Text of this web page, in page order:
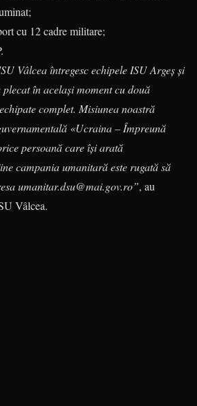
cu 12 cadre militare;
Vâlcea întregesc echipele ISU Argeș și
în același moment cu două
complet. Misiunea noastră
«Ucraina – Împreună
persoană care își arată
campania umanitară este rugată să
umanitar.dsu@mai.gov.ro”, au
Vâlcea.